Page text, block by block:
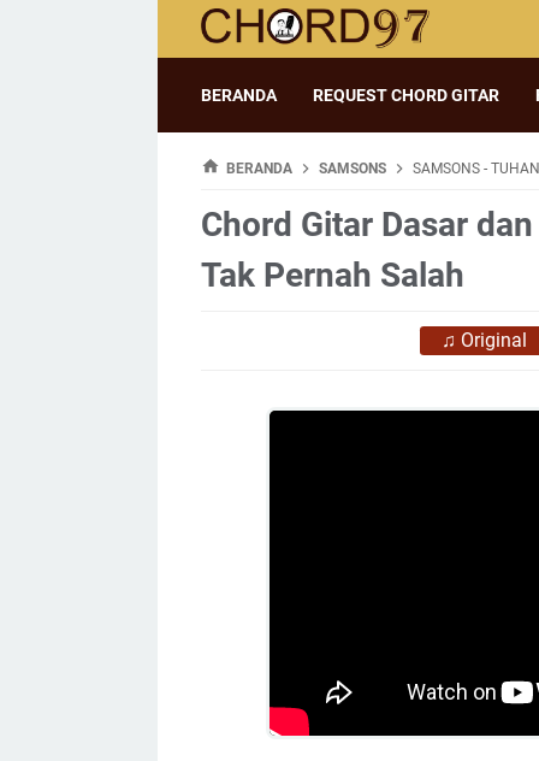
BERANDA REQUEST CHORD GITAR
BERANDA SAMSONS SAMSONS -
Chord Gitar Dasar
Tak Pernah Salah
♫ Original